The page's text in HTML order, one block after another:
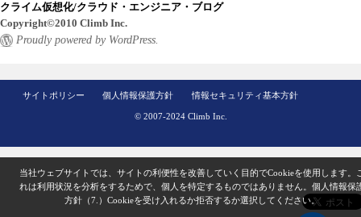
クライム仮想化/クラウド・エンジニア・ブログ
Copyright©2010 Climb Inc.
Proudly powered by WordPress.
サイトポリシー 個人情報保護方針 情報セキュリティ基本方針
© 2007-2024 Climb Inc.
当社ウェブサイトでは、サイトの利便性を改善していく目的でCookieを使用します。
れは利用状況を分析をするためで、個人を特定するものではありません。 個人情報保
方針（7.） Cookieを受け入れるか拒否するか選択してください。